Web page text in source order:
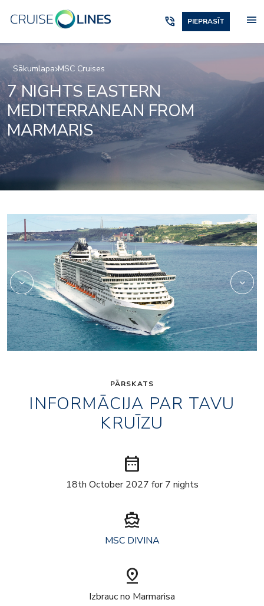
phone_in_talk PIEPRASĪT menu
Sākumlapa MSC Cruises
7 NIGHTS EASTERN
MEDITERRANEAN FROM
MARMARIS
casino
PĀRSKATS
INFORMĀCIJA PAR TAVU
KRUĪZU
date_range
18th October 2027 for 7 nights
directions_boat
MSC DIVINA
pin_drop
Izbrauc no Marmarisa